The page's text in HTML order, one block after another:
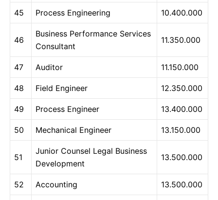
45 Process Engineering 10.400.000
46
Business Performance Services
Consultant
11.350.000
47 Auditor 11.150.000
48 Field Engineer 12.350.000
49 Process Engineer 13.400.000
50 Mechanical Engineer 13.150.000
51
Junior Counsel Legal Business
Development
13.500.000
52 Accounting 13.500.000